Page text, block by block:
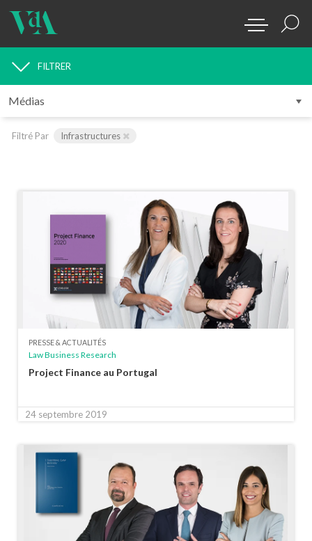
MÉDIAS
FILTRER
Filtré Par Infrastructures
PRESSE & ACTUALITÉS
Law Business Research
Project Finance au Portugal
24 septembre 2019